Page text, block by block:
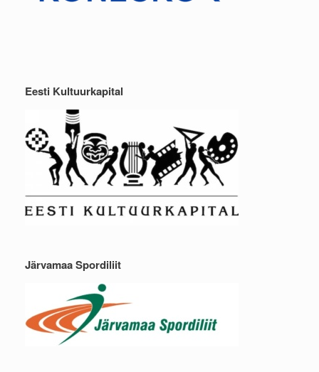
Eesti Kultuurkapital
Järvamaa Spordiliit